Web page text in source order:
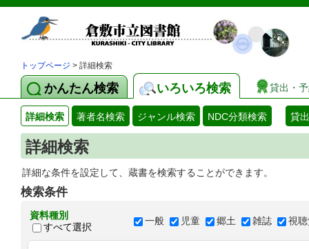
トップページ > 詳細検索
かんたん検索 いろいろ検索 貸出・
詳細検索 著者名検索 ジャンル検索 NDC分類検索 貸
詳細検索
詳細な条件を設定して、蔵書を検索することができます。
検索条件
資料種別
すべて選択
一般 児童 郷土 雑誌 視